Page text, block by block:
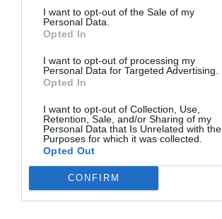
I want to opt-out of the Sale of my
Personal Data.
Opted In
I want to opt-out of processing my
Personal Data for Targeted Advertising.
Opted In
I want to opt-out of Collection, Use,
Retention, Sale, and/or Sharing of my
Personal Data that Is Unrelated with the
Purposes for which it was collected.
Opted Out
CONFIRM